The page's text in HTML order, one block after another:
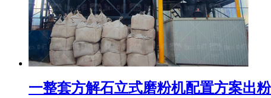
一整套方解石立式磨粉机配置方案出